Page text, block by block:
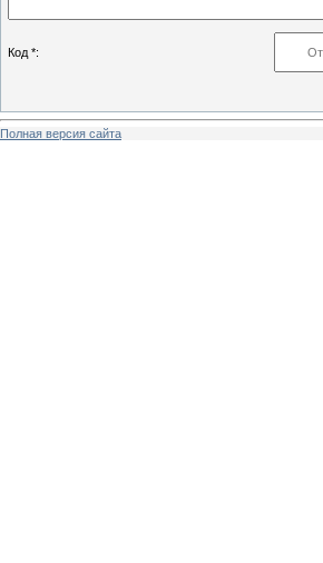
Код *:
Полная версия сайта